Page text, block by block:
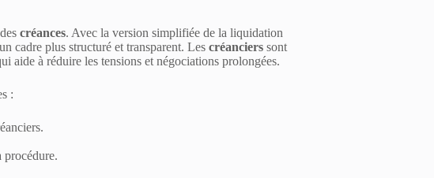
créances. Avec la version simplifiée de la liquidation
cadre plus structuré et transparent. Les créanciers sont
aide à réduire les tensions et négociations prolongées.
:
procédure.